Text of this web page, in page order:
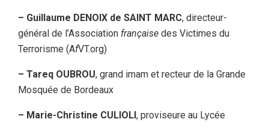
– Guillaume DENOIX de SAINT MARC, directeur-
général de l’Association française des Victimes du
Terrorisme (AfVT.org)
– Tareq OUBROU, grand imam et recteur de la Grande
Mosquée de Bordeaux
– Marie-Christine CULIOLI , proviseure au Lycée